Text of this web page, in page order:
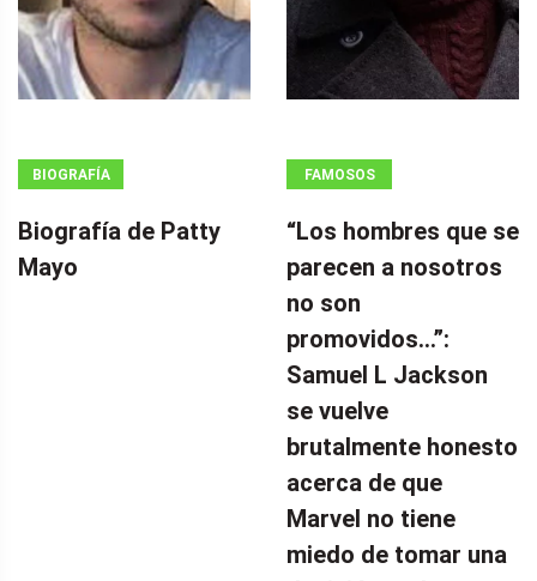
BIOGRAFÍA
Biografía de Patty
Mayo
FAMOSOS
“Los hombres que se
parecen a nosotros
no son
promovidos…”:
Samuel L Jackson
se vuelve
brutalmente honesto
acerca de que
Marvel no tiene
miedo de tomar una